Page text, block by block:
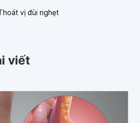
vị đùi nghẹt
viết